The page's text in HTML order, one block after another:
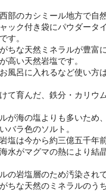
部のカシミール地方で自
ック付き袋にパウダータ
す。
ちな天然ミネラルが豊富
高い天然岩塩です。
風呂に入れるなど使い方
て育んだ、鉄分・カリウ
が海の塩よりも多いため
バラ色のソルト。
塩は今から約三億五千年
水がマグマの熱により結
の岩塩層のため汚染され
ちな天然のミネラルのう